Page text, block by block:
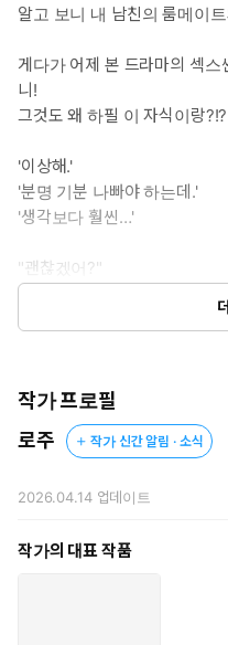
알고 보니 내 남친의 룸메이
게다가 어제 본 드라마의 섹
니!
그것도 왜 하필 이 자식이랑?!?
'이상해.'
'분명 기분 나빠야 하는데.'
'생각보다 훨씬…'
"괜찮겠어?"
"남친 말고 나랑 이러고 있는
"어쩔 수 없다기엔.. 너무 좋아
작가 프로필
로주
작가 신간 알림 · 소식
2026.04.14업데이트
작가의 대표 작품